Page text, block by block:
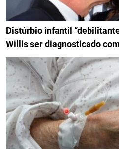
Distúrbio infantil
Willis ser diagnosticado